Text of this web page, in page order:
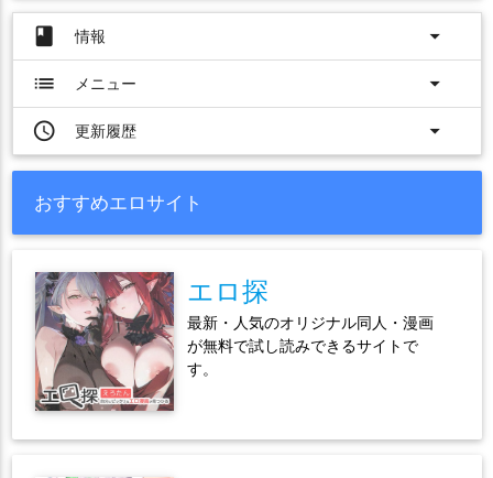
book 情報
arrow_drop_down
list
メニュー
arrow_drop_down
access_time
更新履歴 arrow_drop_down
おすすめエロサイト
エロ探
最新・人気のオリジナル同人・漫画
が無料で試し読みできるサイトで
す。